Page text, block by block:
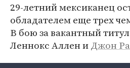
29-летний мексиканец
обладателем еще трех
В бою за вакантный
Леннокс Аллен иДжон